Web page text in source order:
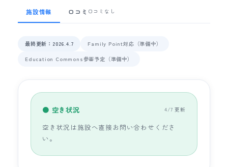
施設情報 口コミ 口コミなし
最終更新：2026.4.7
Family Point対応（準備中）
Education Commons参画予定（準備中）
● 空き状況 4/7 更新
空き状況は施設へ直接お問い合わせくださ
い。